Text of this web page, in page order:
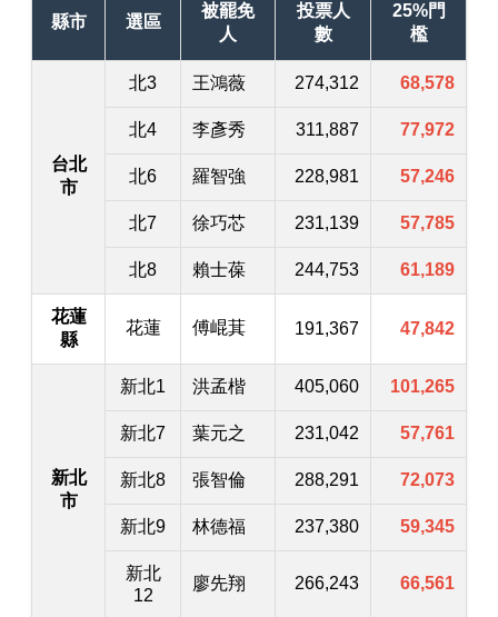
縣市 選區
被罷免
人
投票人
數
25%門
檻
台北
市
北3 王鴻薇 274,312 68,578
北4 李彥秀 311,887 77,972
北6 羅智強 228,981 57,246
北7 徐巧芯 231,139 57,785
北8 賴士葆 244,753 61,189
花蓮
縣
花蓮 傅崐萁 191,367 47,842
新北
市
新北1 洪孟楷 405,060 101,265
新北7 葉元之 231,042 57,761
新北8 張智倫 288,291 72,073
新北9 林德福 237,380 59,345
新北
12
廖先翔 266,243 66,561